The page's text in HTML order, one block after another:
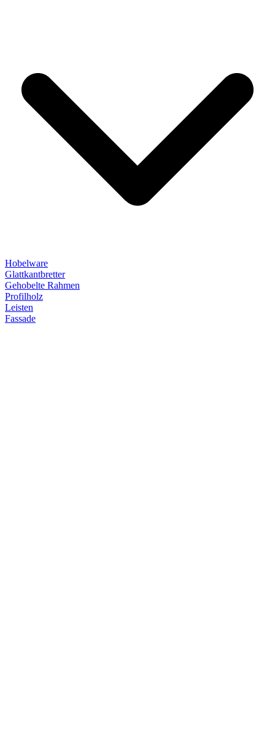
Hobelware
Glattkantbretter
Gehobelte Rahmen
Profilholz
Leisten
Fassade